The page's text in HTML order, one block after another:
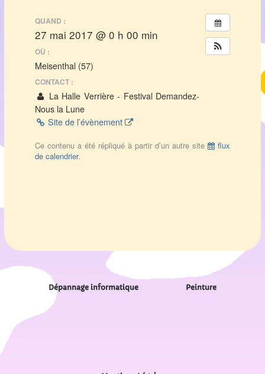
QUAND :
27 mai 2017 @ 0 h 00 min
OÙ :
Meisenthal (57)
CONTACT :
La Halle Verrière - Festival Demandez-
Nous la Lune
Site de l’évènement
Ce contenu a été répliqué à partir d’un autre site
flux
de calendrier.
Dépannage informatique Peinture